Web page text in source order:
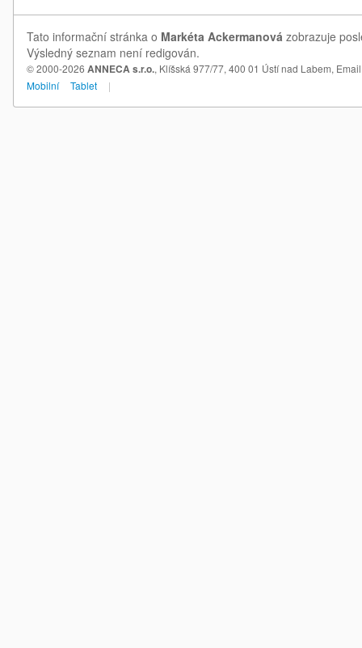
Tato informační stránka o Markéta Ackermanová zobrazuje
Výsledný seznam není redigován.
© 2000-2026 ANNECA s.r.o., Klíšská 977/77, 400 01 Ústí nad Labem,
Mobilní
Tablet |